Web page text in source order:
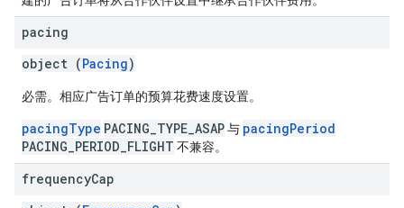
pacing
object (Pacing)
必需。相应广告订单的预算花费速度设置。
pacingType PACING_TYPE_ASAP与 pacingPeriod
PACING_PERIOD_FLIGHT 不兼容。
frequencyCap